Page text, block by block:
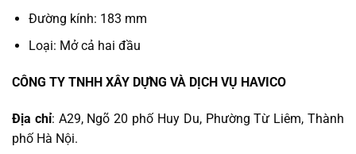
Đường kính: 183 mm
Loại: Mở cả hai đầu
CÔNG TY TNHH XÂY DỰNG VÀ DỊCH VỤ HAVICO
Địa chỉ: A29, Ngõ 20 phố Huy Du, Phường Từ Liêm, Thành
phố Hà Nội.